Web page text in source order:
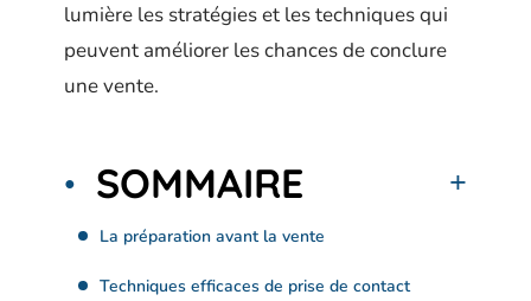
lumière les stratégies et les techniques qui
peuvent améliorer les chances de conclure
une vente.
SOMMAIRE
La préparation avant la vente
Techniques efficaces de prise de contact